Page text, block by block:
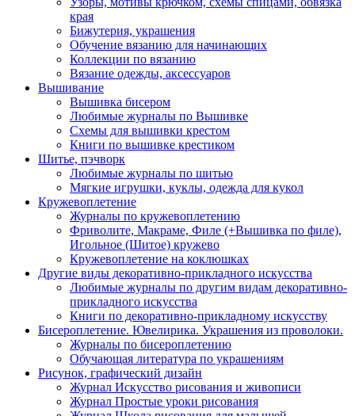
края
Бижутерия, украшения
Обучение вязанию для начинающих
Коллекции по вязанию
Вязание одежды, аксессуаров
Вышивание
Вышивка бисером
Любимые журналы по Вышивке
Схемы для вышивки крестом
Книги по вышивке крестиком
Шитье, пэчворк
Любимые журналы по шитью
Мягкие игрушки, куклы, одежда для кукол
Кружевоплетение
Журналы по кружевоплетению
Фриволите, Макраме, Филе (+Вышивка по филе),
Игольное (Шитое) кружево
Кружевоплетение на коклюшках
Другие виды декоративно-прикладного искусства
Любимые журналы по другим видам декоративно-
прикладного искусства
Книги по декоративно-прикладному искусству
Бисероплетение. Ювелирика. Украшения из проволоки.
Журналы по бисероплетению
Обучающая литература по украшениям
Рисунок, графический дизайн
Журнал Искусство рисования и живописи
Журнал Простые уроки рисования